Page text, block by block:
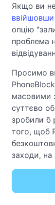
Якщо ви
опцію
проблема
Просимо
масовими
суттєво
зробили б
того, щоб
заходи, на